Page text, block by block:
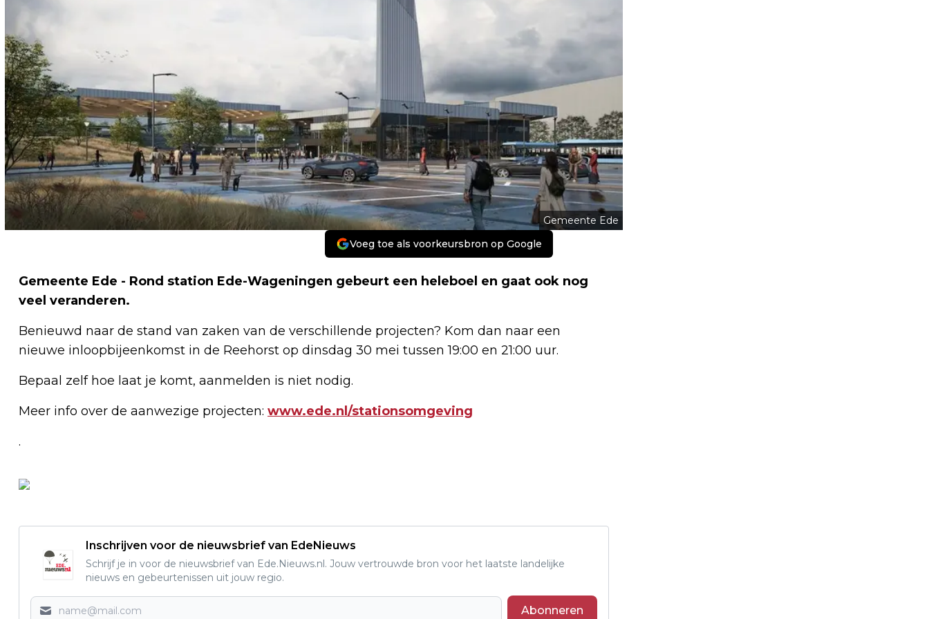
Gemeente Ede
Voeg toe als voorkeursbron op Google
Gemeente Ede - Rond station Ede-Wageningen gebeurt een heleboel en gaat ook nog
veel veranderen.
Benieuwd naar de stand van zaken van de verschillende projecten? Kom dan naar een
nieuwe inloopbijeenkomst in de Reehorst op dinsdag 30 mei tussen 19:00 en 21:00 uur.
Bepaal zelf hoe laat je komt, aanmelden is niet nodig.
Meer info over de aanwezige projecten: www.ede.nl/stationsomgeving
.
Inschrijven voor de nieuwsbrief van EdeNieuws
Schrijf je in voor de nieuwsbrief van Ede.Nieuws.nl. Jouw vertrouwde bron voor het laatste landelijke
nieuws en gebeurtenissen uit jouw regio.
Abonneren